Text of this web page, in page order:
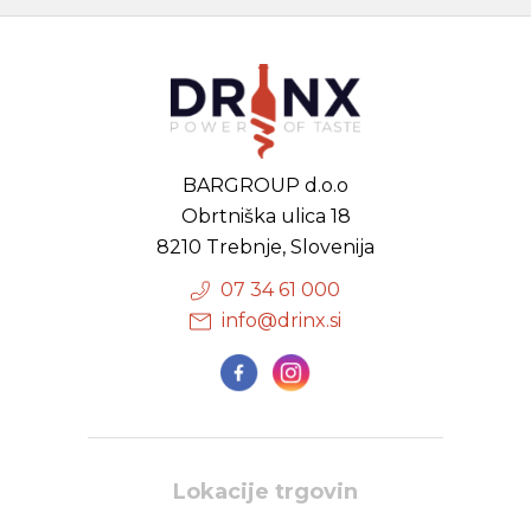
BARGROUP d.o.o
Obrtniška ulica 18
8210 Trebnje, Slovenija
07 34 61 000
info@drinx.si
Lokacije trgovin